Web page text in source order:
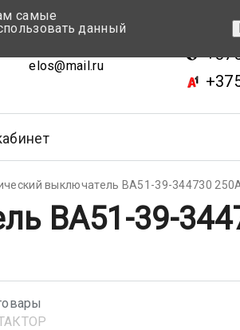
elos@mail.ru
выключатель ВА51-39-344730
ВА51-39-
самые
данный